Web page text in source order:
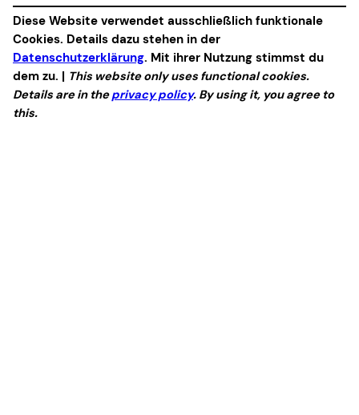
Diese Website verwendet ausschließlich funktionale
Cookies. Details dazu stehen in der
Datenschutzerklärung. Mit ihrer Nutzung stimmst du
dem zu. | This website only uses functional cookies.
Details are in theprivacy policy. By using it, you agree to
this.